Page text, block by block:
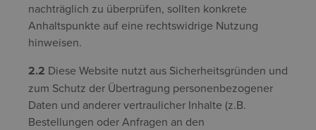
nachträglich zu überprüfen, sollten konkrete
Anhaltspunkte auf eine rechtswidrige Nutzung
hinweisen.
2.2 Diese Website nutzt aus Sicherheitsgründen und
zum Schutz der Übertragung personenbezogener
Daten und anderer vertraulicher Inhalte (z.B.
Bestellungen oder Anfragen an den